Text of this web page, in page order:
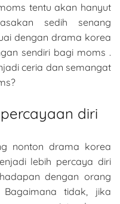
tentu akan hanyut
sedih senang
dengan drama korea
sendiri bagi moms .
ceria dan semangat
diri
nonton drama korea
lebih percaya diri
dengan orang
tidak, jika